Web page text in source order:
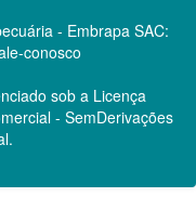
- Embrapa SAC:
conosco
sob a Licença
- SemDerivações